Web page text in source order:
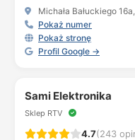
Michała Bałuckiego
Pokaż numer
Pokaż stronę
Profil Google →
Sami Elektronika
Sklep RTV
4.7(243